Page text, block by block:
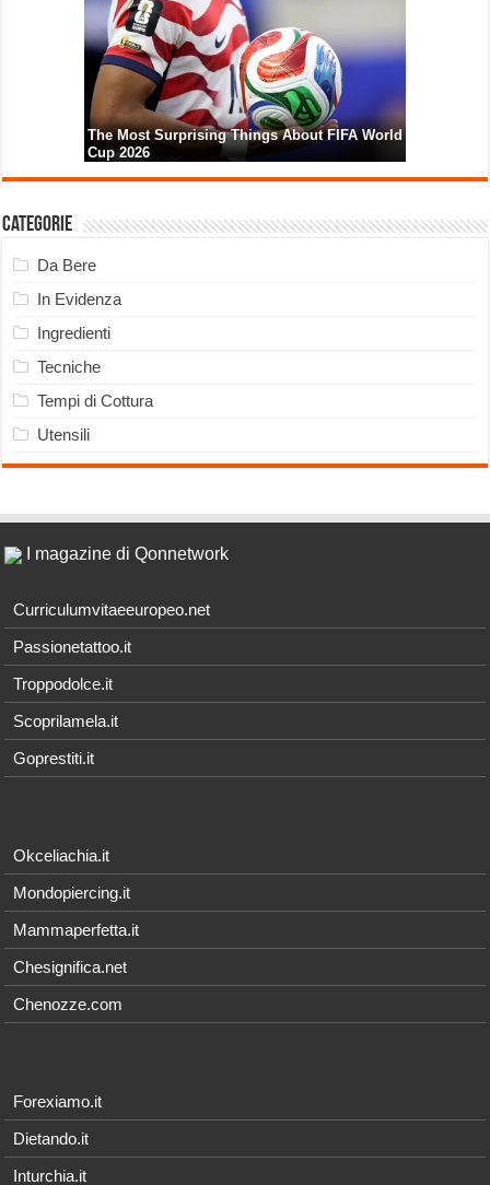
Categorie
Da Bere
In Evidenza
Ingredienti
Tecniche
Tempi di Cottura
Utensili
I magazine di Qonnetwork
Curriculumvitaeeuropeo.net
Passionetattoo.it
Troppodolce.it
Scoprilamela.it
Goprestiti.it
Okceliachia.it
Mondopiercing.it
Mammaperfetta.it
Chesignifica.net
Chenozze.com
Forexiamo.it
Dietando.it
Inturchia.it